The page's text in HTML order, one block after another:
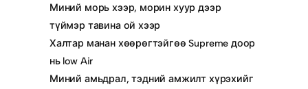
Миний морь хээр, морин хуур дээр
түймэр тавина ой хээр
Халтар манан хөөрөгтэйгөө Supreme доор
нь low Air
Миний амьдрал, тэдний амжилт хүрэхийг